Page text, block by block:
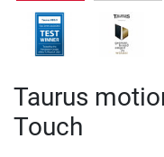
Taurus
Touch